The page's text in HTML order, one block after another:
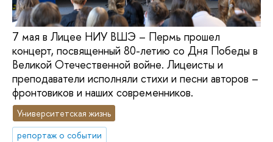
7 мая в Лицее НИУ ВШЭ – Пермь прошел
концерт, посвященный 80-летию со Дня Победы в
Великой Отечественной войне. Лицеисты и
преподаватели исполняли стихи и песни авторов –
фронтовиков и наших современников.
Университетская жизнь
репортаж о событии